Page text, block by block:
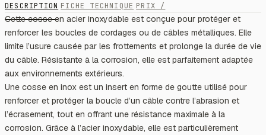
DESCRIPTION FICHE TECHNIQUE PRIX /
Cette cosse en acier inoxydable est conçue pour protéger et
renforcer les boucles de cordages ou de câbles métalliques. Elle
limite l’usure causée par les frottements et prolonge la durée de vie
du câble. Résistante à la corrosion, elle est parfaitement adaptée
aux environnements extérieurs.
Une cosse en inox est un insert en forme de goutte utilisé pour
renforcer et protéger la boucle d’un câble contre l’abrasion et
l’écrasement, tout en offrant une résistance maximale à la
corrosion. Grâce à l’acier inoxydable, elle est particulièrement